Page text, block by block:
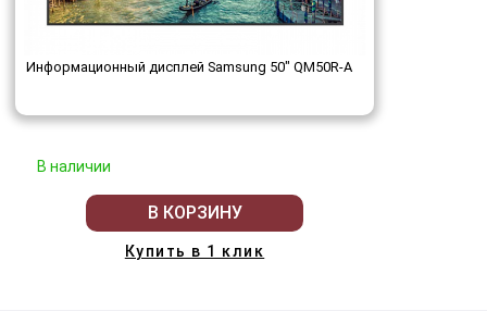
Информационный дисплей Samsung 50" QM50R-A
В наличии
В КОРЗИНУ
Купить в 1 клик